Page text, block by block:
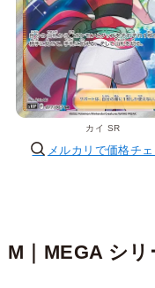
カイ SR
メルカリで価格チェ
M｜MEGA シリ